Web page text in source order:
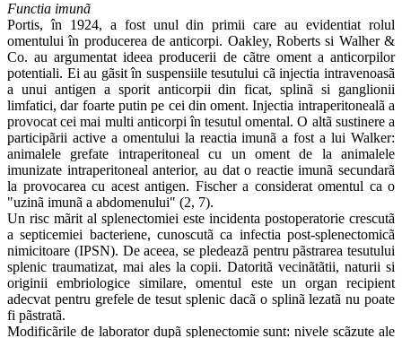
Functia imunã
Portis, în 1924, a fost unul din primii care au evidentiat rolul
omentului în producerea de anticorpi. Oakley, Roberts si Walher &
Co. au argumentat ideea producerii de cãtre oment a anticorpilor
potentiali. Ei au gãsit în suspensiile tesutului cã injectia intravenoasã
a unui antigen a sporit anticorpii din ficat, splinã si ganglionii
limfatici, dar foarte putin pe cei din oment. Injectia intraperitonealã a
provocat cei mai multi anticorpi în tesutul omental. O altã sustinere a
participãrii active a omentului la reactia imunã a fost a lui Walker:
animalele grefate intraperitoneal cu un oment de la animalele
imunizate intraperitoneal anterior, au dat o reactie imunã secundarã
la provocarea cu acest antigen. Fischer a considerat omentul ca o
"uzinã imunã a abdomenului" (2, 7).
Un risc mãrit al splenectomiei este incidenta postoperatorie crescutã
a septicemiei bacteriene, cunoscutã ca infectia post-splenectomicã
nimicitoare (IPSN). De aceea, se pledeazã pentru pãstrarea tesutului
splenic traumatizat, mai ales la copii. Datoritã vecinãtãtii, naturii si
originii embriologice similare, omentul este un organ recipient
adecvat pentru grefele de tesut splenic dacã o splinã lezatã nu poate
fi pãstratã.
Modificãrile de laborator dupã splenectomie sunt: nivele scãzute ale